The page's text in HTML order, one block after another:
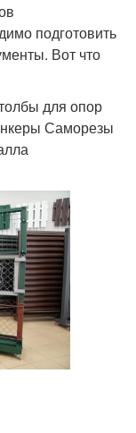
подготовить
Вот что
для опор
Саморезы